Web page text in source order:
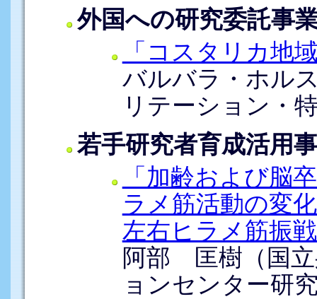
外国への研究委託事
「コスタリカ地
バルバラ・ホル
リテーション・
若手研究者育成活用
「加齢および脳
ラメ筋活動の変
左右ヒラメ筋振
阿部 匡樹（国立
ョンセンター研